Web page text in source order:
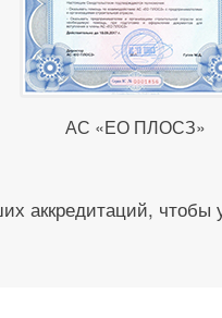
АС «ЕО ПЛОСЗ»
аккредитаций,